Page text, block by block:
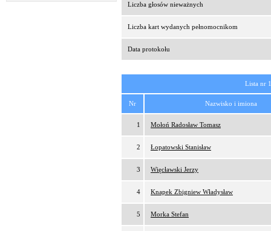
Liczba głosów nieważnych
Liczba kart wydanych pełnomocnikom
Data protokołu
Lista nr
Nr Nazwisko i imiona
1 Mołoń Radosław Tomasz
2 Łopatowski Stanisław
3 Więcławski Jerzy
4 Knapek Zbigniew Władysław
5 Morka Stefan